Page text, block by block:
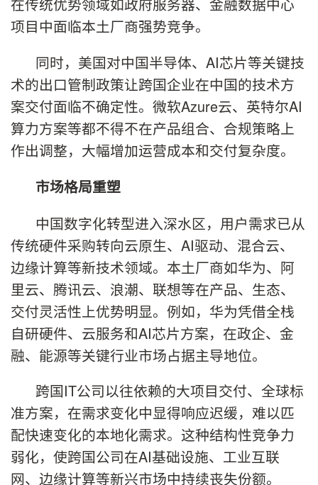
项目中面临本土厂商强势竞争。
同时，美国对中国半导体、AI芯片等关键技
术的出口管制政策让跨国企业在中国的技术方
案交付面临不确定性。微软Azure云、英特尔AI
算力方案等都不得不在产品组合、合规策略上
作出调整，大幅增加运营成本和交付复杂度。
市场格局重塑
中国数字化转型进入深水区，用户需求已从
传统硬件采购转向云原生、AI驱动、混合云、
边缘计算等新技术领域。本土厂商如华为、阿
里云、腾讯云、浪潮、联想等在产品、生态、
交付灵活性上优势明显。例如，华为凭借全栈
自研硬件、云服务和AI芯片方案，在政企、金
融、能源等关键行业市场占据主导地位。
跨国IT公司以往依赖的大项目交付、全球标
准方案，在需求变化中显得响应迟缓，难以匹
配快速变化的本地化需求。这种结构性竞争力
弱化，使跨国公司在AI基础设施、工业互联
网、边缘计算等新兴市场中持续丧失份额。